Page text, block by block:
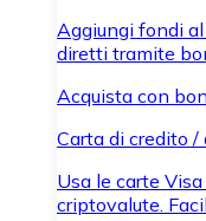
Aggiungi fondi
diretti tramite
Acquista con
Carta di credito /
Usa le carte
criptovalute.